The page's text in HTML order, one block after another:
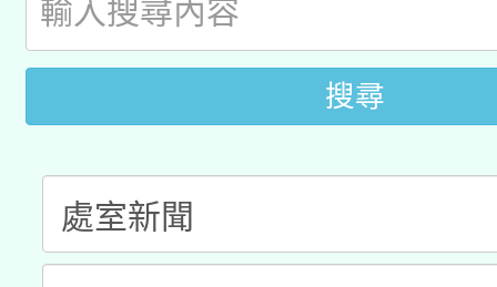
動」
開 智慧啟航」
搜尋